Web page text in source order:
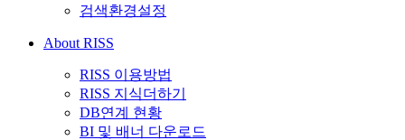
검색환경설정
About RISS
RISS 이용방법
RISS 지식더하기
DB연계 현황
BI 및 배너 다운로드